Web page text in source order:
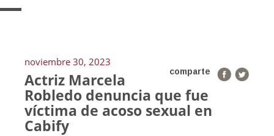
noviembre 30, 2023
comparte
Actriz Marcela
Robledo denuncia que fue
víctima de acoso sexual en
Cabify